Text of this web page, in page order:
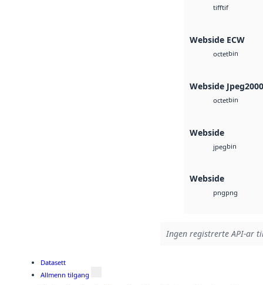
tifftif
Webside ECW
octetbin
Webside Jpeg2000
octetbin
Webside
jpegbin
Webside
pngpng
Ingen registrerte API-ar
Datasett
Allmenn tilgang